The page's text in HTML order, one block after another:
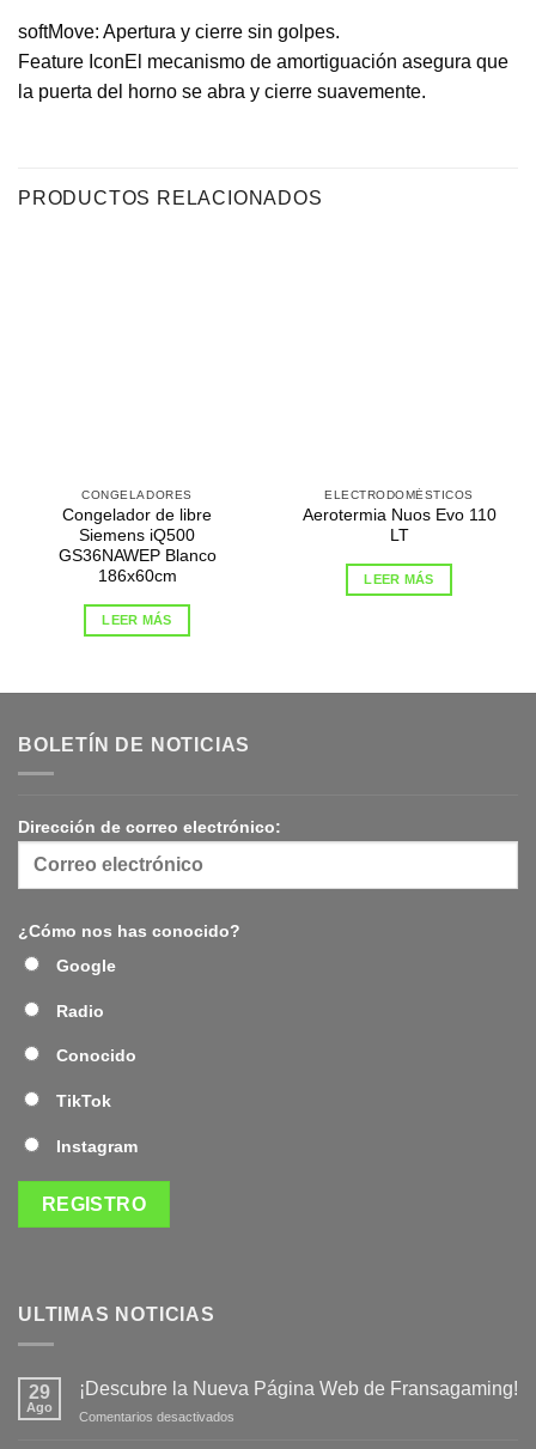
softMove: Apertura y cierre sin golpes.
Feature IconEl mecanismo de amortiguación asegura que
la puerta del horno se abra y cierre suavemente.
PRODUCTOS RELACIONADOS
CONGELADORES
Congelador de libre
Siemens iQ500
GS36NAWEP Blanco
186x60cm
LEER MÁS
ELECTRODOMÉSTICOS
Aerotermia Nuos Evo 110
LT
LEER MÁS
BOLETÍN DE NOTICIAS
Dirección de correo electrónico:
¿Cómo nos has conocido?
Google
Radio
Conocido
TikTok
Instagram
ULTIMAS NOTICIAS
29
Ago
¡Descubre la Nueva Página Web de Fransagaming!
Comentarios desactivados